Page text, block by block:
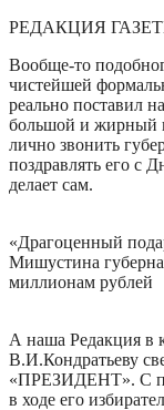
РЕДАКЦИЯ
Вообще-то
чистейшей
реально поставил
большой и жирный
лично звонить
поздравлять его
делает сам.
«Драгоценный
Мишустина
миллионам рублей
А наша Редакция в
В.И.Кондратьеву
«ПРЕЗИДЕНТ». С
в ходе его